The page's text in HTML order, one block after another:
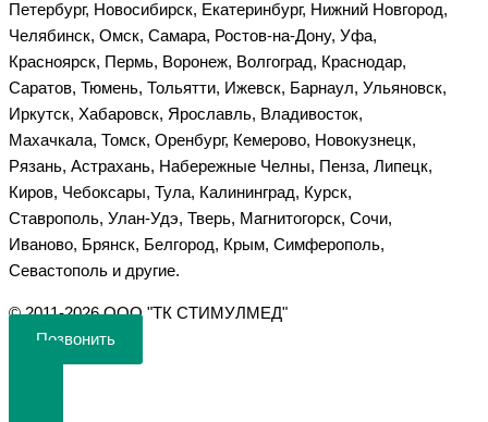
Петербург, Новосибирск, Екатеринбург, Нижний Новгород,
Челябинск, Омск, Самара, Ростов-на-Дону, Уфа,
Красноярск, Пермь, Воронеж, Волгоград, Краснодар,
Саратов, Тюмень, Тольятти, Ижевск, Барнаул, Ульяновск,
Иркутск, Хабаровск, Ярославль, Владивосток,
Махачкала, Томск, Оренбург, Кемерово, Новокузнецк,
Рязань, Астрахань, Набережные Челны, Пенза, Липецк,
Киров, Чебоксары, Тула, Калининград, Курск,
Ставрополь, Улан-Удэ, Тверь, Магнитогорск, Сочи,
Иваново, Брянск, Белгород, Крым, Симферополь,
Севастополь и другие.
©️ 2011-2026 ООО "ТК СТИМУЛМЕД"
Позвонить